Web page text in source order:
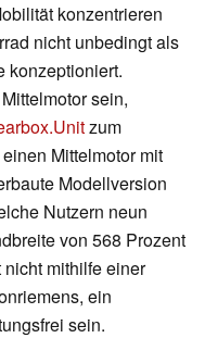
konzentrieren
nicht unbedingt als
konzeptioniert.
sein,
zum
Mittelmotor mit
Modellversion
Nutzern neun
von 568 Prozent
mithilfe einer
ein
sein.